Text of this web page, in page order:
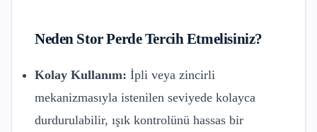
Neden Stor Perde Tercih Etmelisiniz?
Kolay Kullanım: İpli veya zincirli
mekanizmasıyla istenilen seviyede kolayca
durdurulabilir, ışık kontrolünü hassas bir